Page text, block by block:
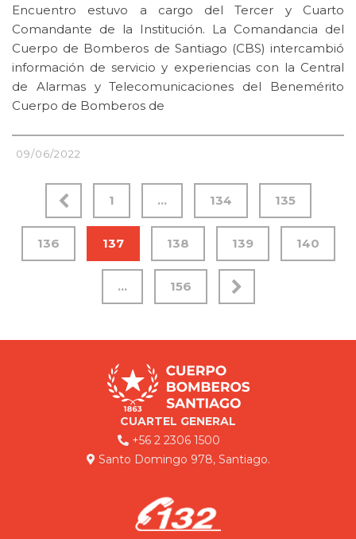
Encuentro estuvo a cargo del Tercer y Cuarto
Comandante de la Institución. La Comandancia del
Cuerpo de Bomberos de Santiago (CBS) intercambió
información de servicio y experiencias con la Central
de Alarmas y Telecomunicaciones del Benemérito
Cuerpo de Bomberos de
09/06/2022
1 … 134 135
136 137 138 139 140
… 156
CUARTEL GENERAL
+56 2 2306 1500
Santo Domingo 978, Santiago.